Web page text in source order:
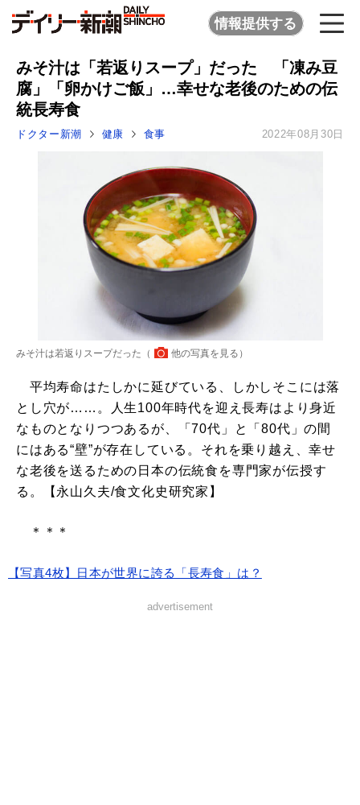
情報提供する
みそ汁は「若返りスープ」だった 「凍み豆
腐」「卵かけご飯」…幸せな老後のための伝
統長寿食
ドクター新潮 健康 食事 2022年08月30日
みそ汁は若返りスープだった（ 他の写真を見る ）
平均寿命はたしかに延びている、しかしそこには落
とし穴が……。人生100年時代を迎え長寿はより身近
なものとなりつつあるが、「70代」と「80代」の間
にはある“壁”が存在している。それを乗り越え、幸せ
な老後を送るための日本の伝統食を専門家が伝授す
る。【永山久夫/食文化史研究家】
＊＊＊
【写真4枚】日本が世界に誇る「長寿食」は？
advertisement